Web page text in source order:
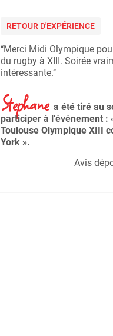
RETOUR D'EXPÉRIENCE
‘‘Merci Midi Olympique
du rugby à XIII. Soirée
intéressante.‘‘
Stephane a été tiré au
participer à l'événement :
Toulouse Olympique XIII
York ».
Avis